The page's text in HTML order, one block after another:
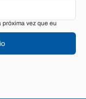
vez que eu